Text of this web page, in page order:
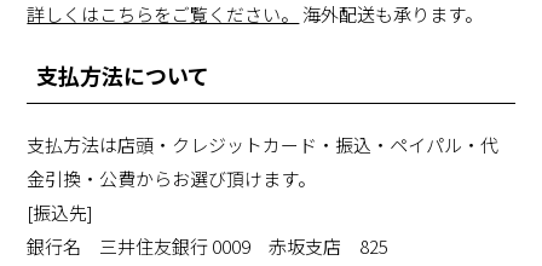
詳しくはこちらをご覧ください。
海外配送も承ります。
支払方法について
支払方法は店頭・クレジットカード・振込・ペイパル・代
金引換・公費からお選び頂けます。
[振込先]
銀行名 三井住友銀行 0009 赤坂支店 825